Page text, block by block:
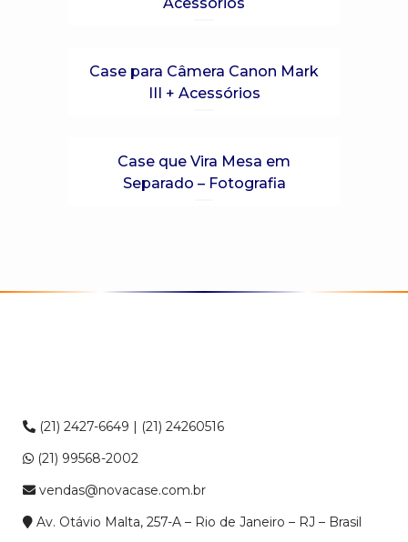
Case para Câmera Canon Mark
III + Acessórios
Case que Vira Mesa em
Separado – Fotografia
(21) 2427-6649 | (21) 24260516
(21) 99568-2002
vendas@novacase.com.br
Av. Otávio Malta, 257-A – Rio de Janeiro – RJ – Brasil